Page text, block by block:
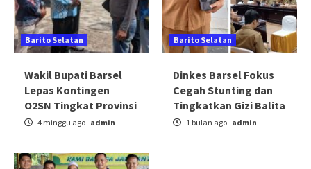
Barito Selatan
Wakil Bupati Barsel
Lepas Kontingen
O2SN Tingkat Provinsi
4 minggu ago admin
Barito Selatan
Dinkes Barsel Fokus
Cegah Stunting dan
Tingkatkan Gizi Balita
1 bulan ago admin